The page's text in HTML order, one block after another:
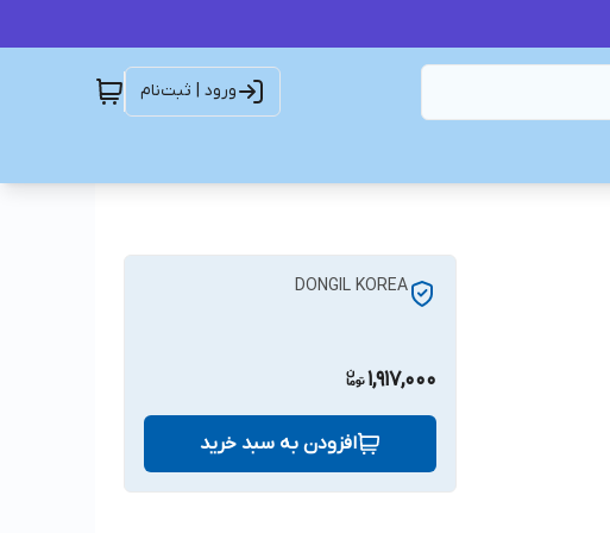
ورود | ثبت‌نام
DONGIL KOREA
1,917,000
افزودن به سبد خرید